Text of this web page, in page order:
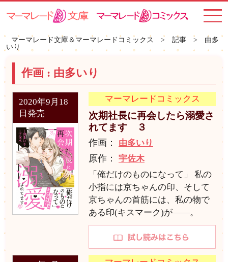
toggle
マーマレード文庫＆マーマレードコミックス
> 記事 >
由多
いり
作画 : 由多いり
2020年9月18
日発売
マーマレードコミックス
次期社長に再会したら溺愛さ
れてます ３
作画： 由多いり
原作： 宇佐木
「俺だけのものになって」 私の
小指には京ちゃんの印、そして
京ちゃんの首筋には、私の物で
ある印(キスマーク)が――。